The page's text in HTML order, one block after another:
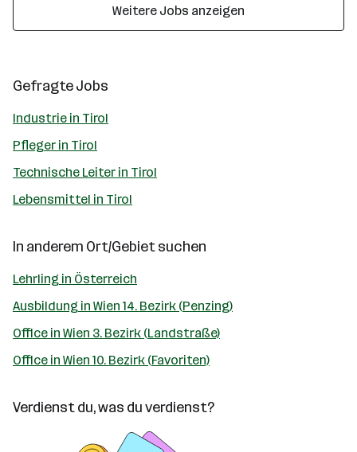
Weitere Jobs anzeigen
Gefragte Jobs
Industrie in Tirol
Pfleger in Tirol
Technische Leiter in Tirol
Lebensmittel in Tirol
In anderem Ort/Gebiet suchen
Lehrling in Österreich
Ausbildung in Wien 14. Bezirk (Penzing)
Office in Wien 3. Bezirk (Landstraße)
Office in Wien 10. Bezirk (Favoriten)
Verdienst du, was du verdienst?